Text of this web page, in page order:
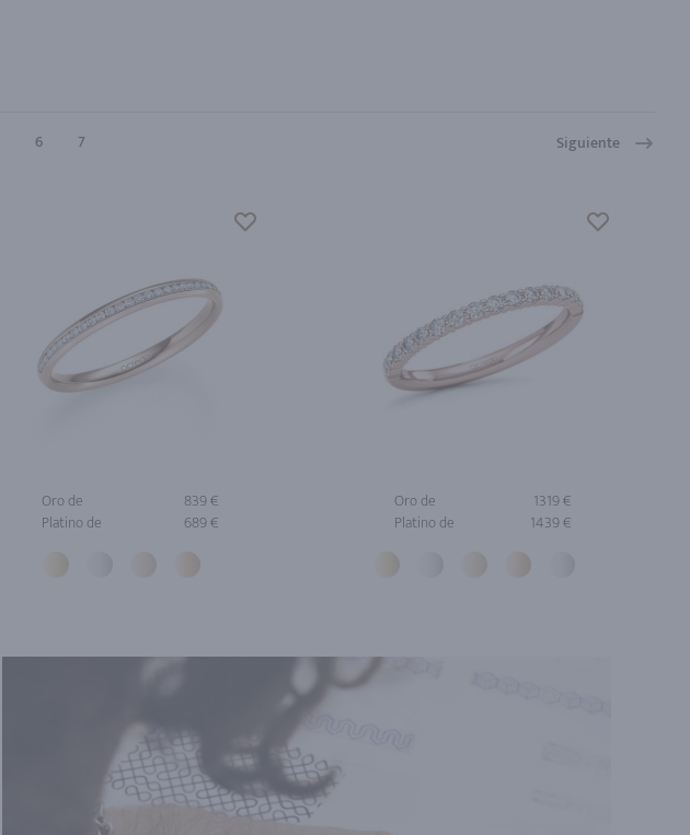
6 7 Siguiente
Oro de
839 €
Platino de
689 €
Oro de
1319 €
Platino de
1439 €